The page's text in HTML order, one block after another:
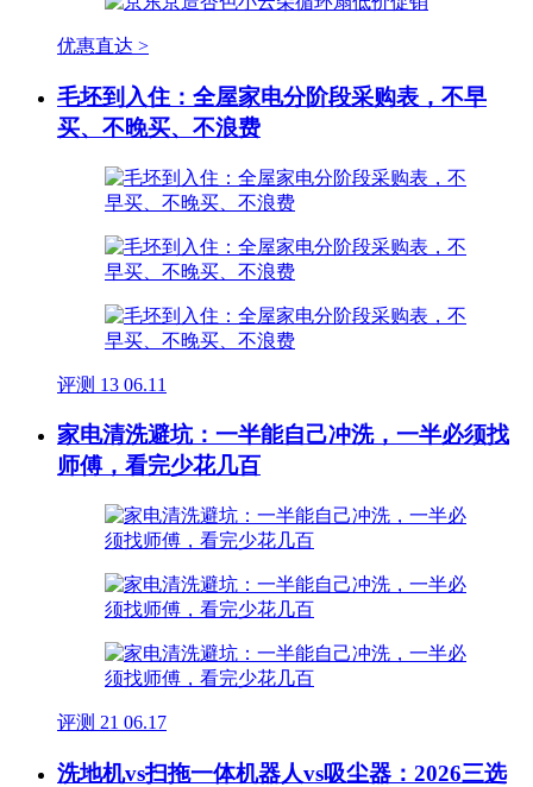
优惠直达 >
毛坯到入住：全屋家电分阶段采购表，不早
买、不晚买、不浪费
评测 13 06.11
家电清洗避坑：一半能自己冲洗，一半必须找
师傅，看完少花几百
评测 21 06.17
洗地机vs扫拖一体机器人vs吸尘器：2026三选